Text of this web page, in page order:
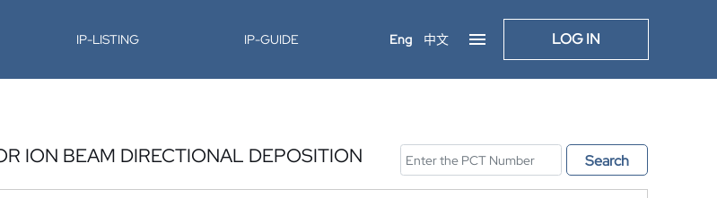
IP-LISTING IP-GUIDE Eng 中文 LOG IN
ION BEAM DIRECTIONAL DEPOSITION Search